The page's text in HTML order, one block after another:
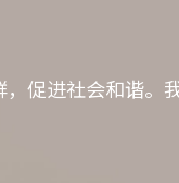
促进社会和谐。